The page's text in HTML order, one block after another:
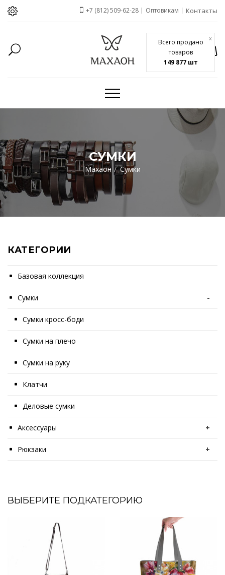
Всего продано
товаров
149 877 шт
x
+7 (812) 509-62-28 Оптовикам Контакты
СУМКИ
Махаон Сумки
КАТЕГОРИИ
Базовая коллекция
Сумки -
Сумки кросс-боди
Сумки на плечо
Сумки на руку
Клатчи
Деловые сумки
Аксессуары +
Рюкзаки +
ВЫБЕРИТЕ ПОДКАТЕГОРИЮ